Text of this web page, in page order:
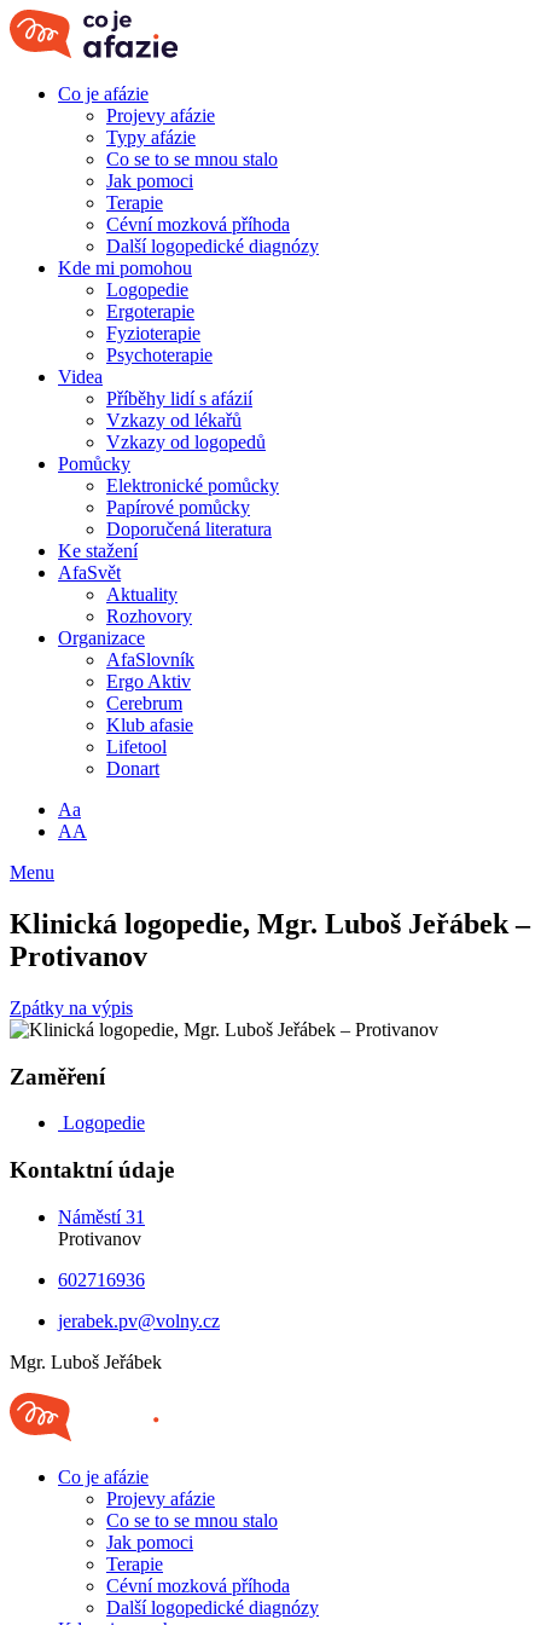
Co je afázie
Projevy afázie
Typy afázie
Co se to se mnou stalo
Jak pomoci
Terapie
Cévní mozková příhoda
Další logopedické diagnózy
Kde mi pomohou
Logopedie
Ergoterapie
Fyzioterapie
Psychoterapie
Videa
Příběhy lidí s afázií
Vzkazy od lékařů
Vzkazy od logopedů
Pomůcky
Elektronické pomůcky
Papírové pomůcky
Doporučená literatura
Ke stažení
AfaSvět
Aktuality
Rozhovory
Organizace
AfaSlovník
Ergo Aktiv
Cerebrum
Klub afasie
Lifetool
Donart
Aa
AA
Menu
Klinická logopedie, Mgr. Luboš Jeřábek –
Protivanov
Zpátky na výpis
Zaměření
Logopedie
Kontaktní údaje
Náměstí 31
Protivanov
602716936
jerabek.pv@volny.cz
Mgr. Luboš Jeřábek
Co je afázie
Projevy afázie
Co se to se mnou stalo
Jak pomoci
Terapie
Cévní mozková příhoda
Další logopedické diagnózy